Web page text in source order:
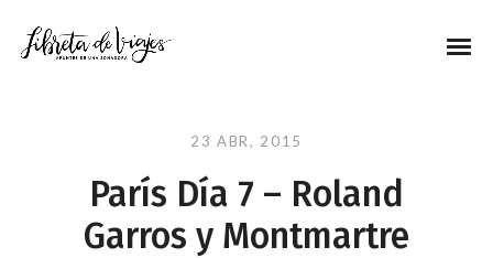
23 ABR, 2015
París Día 7 – Roland
Garros y Montmartre